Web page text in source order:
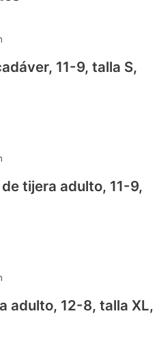
11-9, talla S,
tijera adulto, 11-9,
adulto, 12-8, talla XL,